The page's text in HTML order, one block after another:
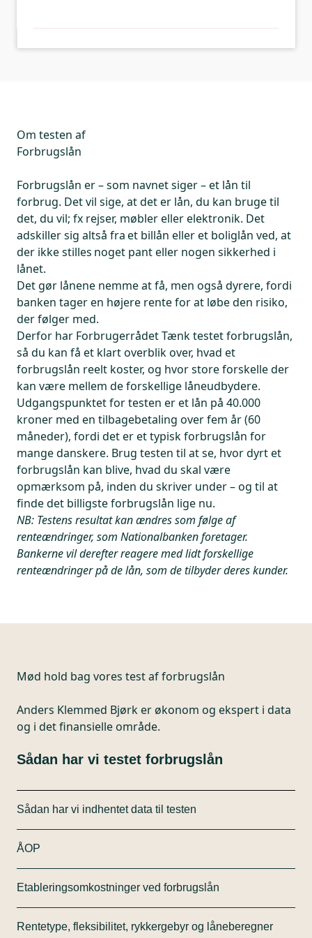
Om testen af
Forbrugslån
Forbrugslån er – som navnet siger – et lån til
forbrug. Det vil sige, at det er lån, du kan bruge til
det, du vil; fx rejser, møbler eller elektronik. Det
adskiller sig altså fra et billån eller et boliglån ved, at
der ikke stilles noget pant eller nogen sikkerhed i
lånet.
Det gør lånene nemme at få, men også dyrere, fordi
banken tager en højere rente for at løbe den risiko,
der følger med.
Derfor har Forbrugerrådet Tænk testet forbrugslån,
så du kan få et klart overblik over, hvad et
forbrugslån reelt koster, og hvor store forskelle der
kan være mellem de forskellige låneudbydere.
Udgangspunktet for testen er et lån på 40.000
kroner med en tilbagebetaling over fem år (60
måneder), fordi det er et typisk forbrugslån for
mange danskere. Brug testen til at se, hvor dyrt et
forbrugslån kan blive, hvad du skal være
opmærksom på, inden du skriver under – og til at
finde det billigste forbrugslån lige nu.
NB: Testens resultat kan ændres som følge af
renteændringer, som Nationalbanken foretager.
Bankerne vil derefter reagere med lidt forskellige
renteændringer på de lån, som de tilbyder deres kunder.
Mød hold bag vores test af forbrugslån
Anders Klemmed Bjørk er økonom og ekspert i data
og i det finansielle område.
Sådan har vi testet forbrugslån
Sådan har vi indhentet data til testen
Vi har testet 27 forskellige banker og
finansieringsselskabers forbrugslåns-produkter.
Oplysningerne er indhentet fra selskabernes
hjemmesider eller ved at kontakte selskaberne.
Omkostninger og lånevilkår er gældende for uge 47-
50.
ÅOP
omkostninger i procent). ÅOP beregnes ud fra et
caselån med et samlet kreditbeløb på 40.000 kroner
og en løbetid på fem år, svarende til et standardlån i
Etableringsomkostninger ved forbrugslån
testparameter, på trods af at
Rentetype, fleksibilitet, rykkergebyr og låneberegner